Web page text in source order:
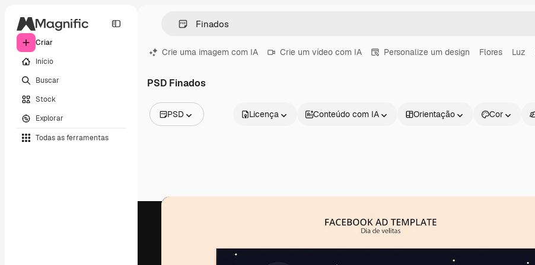
Criar
Início
Buscar
Stock
Explorar
Todas as ferramentas
Crie uma imagem com IA Crie um vídeo com IA Personalize um design Flores Luz
PSD Finados
PSD
Vídeos
Licença Conteúdo com IA Orientação Cor